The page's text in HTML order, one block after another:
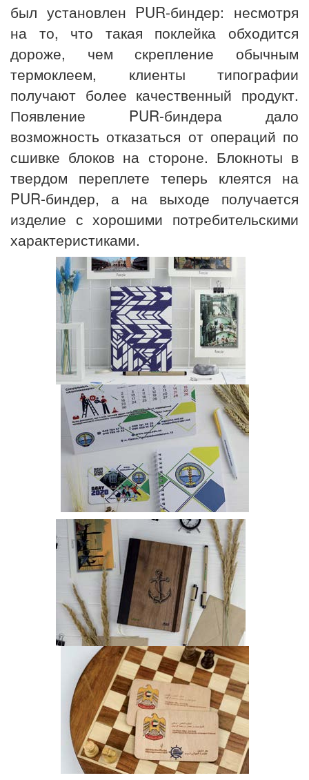
был установлен PUR-биндер: несмотря
на то, что такая поклейка обходится
дороже, чем скрепление обычным
термоклеем, клиенты типографии
получают более качественный продукт.
Появление PUR-биндера дало
возможность отказаться от операций по
сшивке блоков на стороне. Блокноты в
твердом переплете теперь клеятся на
PUR-биндер, а на выходе получается
изделие с хорошими потребительскими
характеристиками.